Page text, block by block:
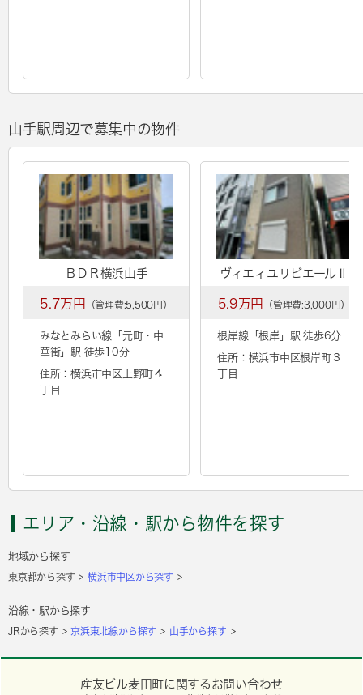
山手駅周辺で募集中の物件
ＢＤＲ横浜⼭⼿
5.7万円 （管理費:5,500円）
みなとみらい線「 元町・中
華街」駅 徒歩10分
住所：横浜市中区上野町４
丁目
ヴィエィユリビエールⅡ
5.9万円 （管理費:3,000円）
根岸線「根岸」駅 徒歩6分
住所：横浜市中区根岸町３
丁目
エリア・沿線・駅から物件を探す
地域から探す
東京都から探す 横浜市中区から探す
沿線・駅から探す
JRから探す 京浜東北線から探す 山手から探す
産友ビル麦田町に関するお問い合わせ